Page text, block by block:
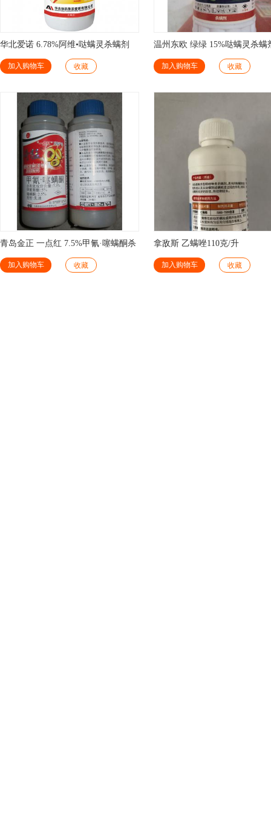
华北爱诺 6.78%阿维•哒螨灵杀螨剂
加入购物车 收藏
温州东欧 绿绿 15%哒螨灵杀螨
加入购物车 收藏
青岛金正 一点红 7.5%甲氰·噻螨酮杀
螨剂
加入购物车 收藏
拿敌斯 乙螨唑110克/升
加入购物车 收藏